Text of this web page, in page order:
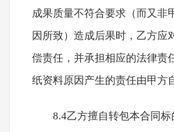
成果质量不符合要求（而又非
因所致）造成后果时，乙方应
偿责任，并承担相应的法律责
纸资料原因产生的责任由甲方
8.4乙方擅自转包本合同